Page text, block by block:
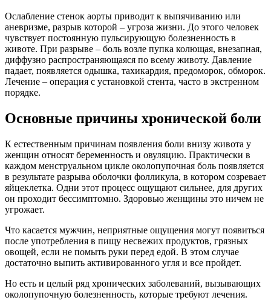
Ослабление стенок аорты приводит к выпячиванию или
аневризме, разрыв которой – угроза жизни. До этого человек
чувствует постоянную пульсирующую болезненность в
животе. При разрыве – боль возле пупка колющая, внезапная,
диффузно распространяющаяся по всему животу. Давление
падает, появляется одышка, тахикардия, предоморок, обморок.
Лечение – операция с установкой стента, часто в экстренном
порядке.
Основные причины хронической боли
К естественным причинам появления боли внизу живота у
женщин относят беременность и овуляцию. Практически в
каждом менструальном цикле околопупочная боль появляется
в результате разрыва оболочки фолликула, в котором созревает
яйцеклетка. Одни этот процесс ощущают сильнее, для других
он проходит бессимптомно. Здоровью женщины это ничем не
угрожает.
Что касается мужчин, неприятные ощущения могут появиться
после употребления в пищу несвежих продуктов, грязных
овощей, если не помыть руки перед едой. В этом случае
достаточно выпить активированного угля и все пройдет.
Но есть и целый ряд хронических заболеваний, вызывающих
околопупочную болезненность, которые требуют лечения.